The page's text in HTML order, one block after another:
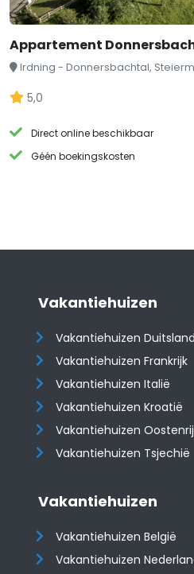
Appartement
Irdning - Donnersbachtal,
5,0
Direct online beschikbaar
Géén boekingskosten
Vakantiehuizen
Vakantiehuizen Duitsland
Vakantiehuizen Frankrijk
Vakantiehuizen Italië
Vakantiehuizen Kroatië
​​​​​​​Vakantiehuizen
Vakantiehuizen Tsjechië
Vakantiehuizen
Vakantiehuizen België
Vakantiehuizen